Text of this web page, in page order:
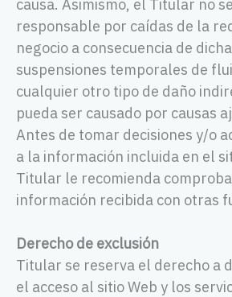
causa. Asimismo, el Titular no
responsable por caídas de la
negocio a consecuencia de
suspensiones temporales de
cualquier otro tipo de daño
pueda ser causado por causas
Antes de tomar decisiones y/o
a la información incluida en el
Titular le recomienda
información recibida con otras
Derecho de exclusión
Titular se reserva el derecho a
el acceso al sitio Web y los